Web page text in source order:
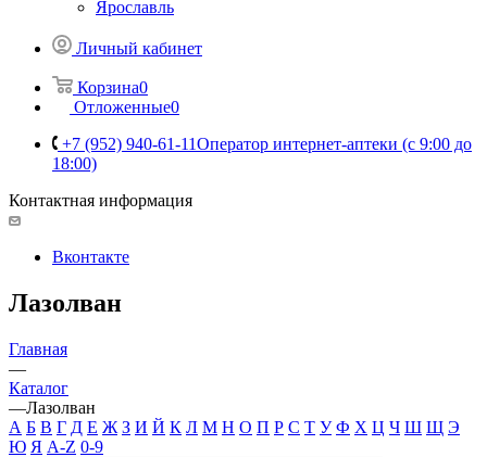
Ярославль
Личный кабинет
Корзина0
Отложенные0
+7 (952) 940-61-11Оператор интернет-аптеки (с 9:00 до
18:00)
Контактная информация
Вконтакте
Лазолван
Главная
—
Каталог
—Лазолван
А Б В Г Д Е Ж З И Й К Л М Н О П Р С Т У Ф Х Ц Ч Ш Щ Э
Ю Я A-Z 0-9